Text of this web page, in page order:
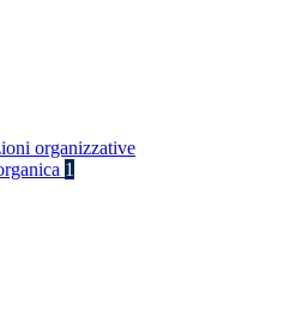
organizzative
1